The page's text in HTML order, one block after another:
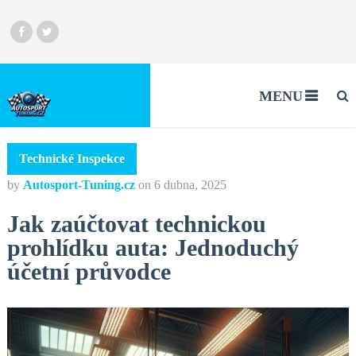
MENU
Technické Inspekce
by Autosport-Tuning.cz on 6 dubna, 2025
Jak zaúčtovat technickou
prohlídku auta: Jednoduchý
účetní průvodce